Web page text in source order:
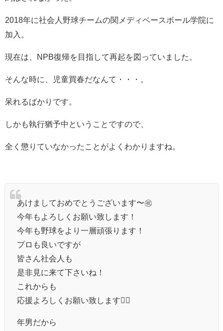
2018年に社会人野球チームの関メディベースボール学院に
加入。
現在は、NPB復帰を目指して再起を図っていました。
そんな時に、児童買春だなんて・・・。
呆れるばかりです。
しかも執行猶予中ということですので、
全く懲りていなかったことがよくわかりますね。
あけましておめでとうございます〜㊗️
今年もよろしくお願い致します！
今年も野球をより一層頑張ります！
プロも良いですが
皆さん社会人も
是非見に来て下さいね！
これからも
応援よろしくお願い致します🙇‍♂️
年男だから